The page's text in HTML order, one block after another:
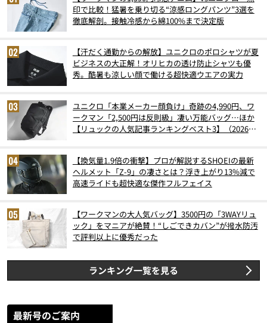
印で比較！猛暑を乗り切る“涼感ロングパンツ”3選を
徹底解剖。接触冷感から綿100%まで決定版
【汗だく通勤からの解放】ユニクロのポロシャツが夏
ビジネスの大正解！オリヒカの透け防止シャツも優
秀。酷暑も涼しい顔で働ける超快適ウエアの実力
ユニクロ「本業メーカー顔負け」奇跡の4,990円、ワ
ークマン「2,500円は反則級」凄い万能バッグ…ほか
【リュックの人気記事ランキングベスト3】（2026年
【換気量1.9倍の衝撃】プロが解説するSHOEIの最新
ヘルメット「Z-9」の凄さとは？浮き上がり13%減で
高速ライドも超快適な傑作フルフェイス
【ワークマンの大人気バッグ】3500円の「3WAYリュ
ック」をマニアが絶賛！“しごできカバン”が撥水防汚
で評判以上に優秀だった
ランキング一覧を見る
最新号のご案内